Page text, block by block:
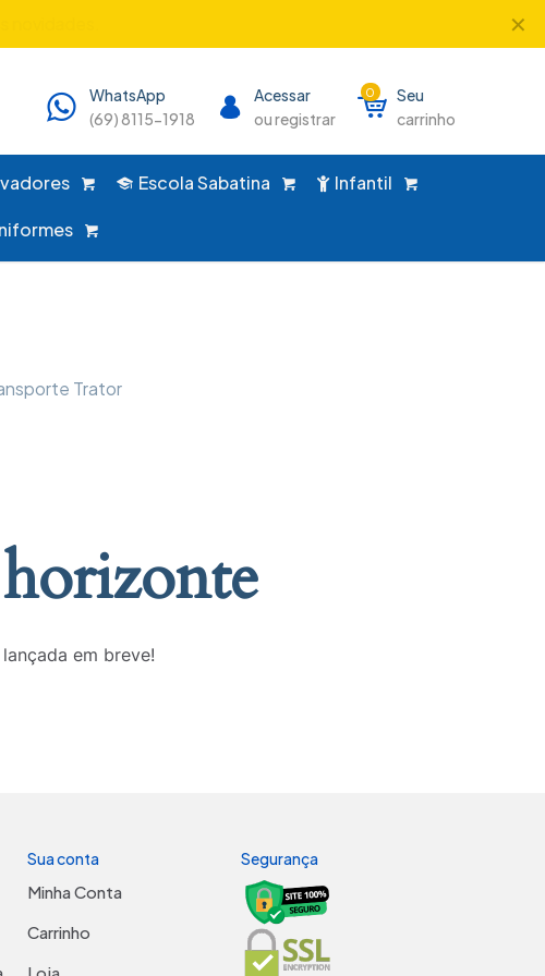
✕
WhatsApp
(69) 8115-1918
Acessar
ou registrar
0
Seu
carrinho
Escola Sabatina Infantil
Trator
horizonte
em breve!
Sua conta
Minha Conta
Carrinho
Loja
Segurança